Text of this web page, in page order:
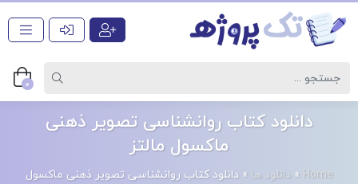
0
دانلود کتاب روانشناسی تصویر ذهنی
ماکسول مالتز
Home
» دانلود ها »دانلود کتاب روانشناسی تصویر ذهنی ماکسول